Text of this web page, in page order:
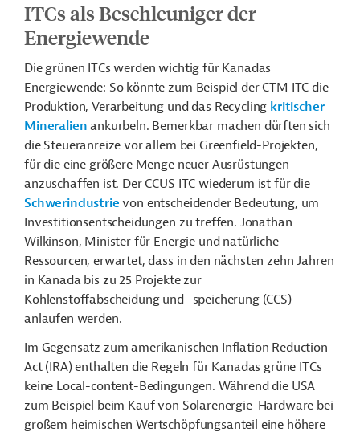
ITCs als Beschleuniger der
Energiewende
Die grünen ITCs werden wichtig für Kanadas
Energiewende: So könnte zum Beispiel der CTM ITC die
Produktion, Verarbeitung und das Recycling kritischer
Mineralien ankurbeln. Bemerkbar machen dürften sich
die Steueranreize vor allem bei Greenfield-Projekten,
für die eine größere Menge neuer Ausrüstungen
anzuschaffen ist. Der CCUS ITC wiederum ist für die
Schwerindustrie von entscheidender Bedeutung, um
Investitionsentscheidungen zu treffen. Jonathan
Wilkinson, Minister für Energie und natürliche
Ressourcen, erwartet, dass in den nächsten zehn Jahren
in Kanada bis zu 25 Projekte zur
Kohlenstoffabscheidung und -speicherung (CCS)
anlaufen werden.
Im Gegensatz zum amerikanischen Inflation Reduction
Act (IRA) enthalten die Regeln für Kanadas grüne ITCs
keine Local-content-Bedingungen. Während die USA
zum Beispiel beim Kauf von Solarenergie-Hardware bei
großem heimischen Wertschöpfungsanteil eine höhere